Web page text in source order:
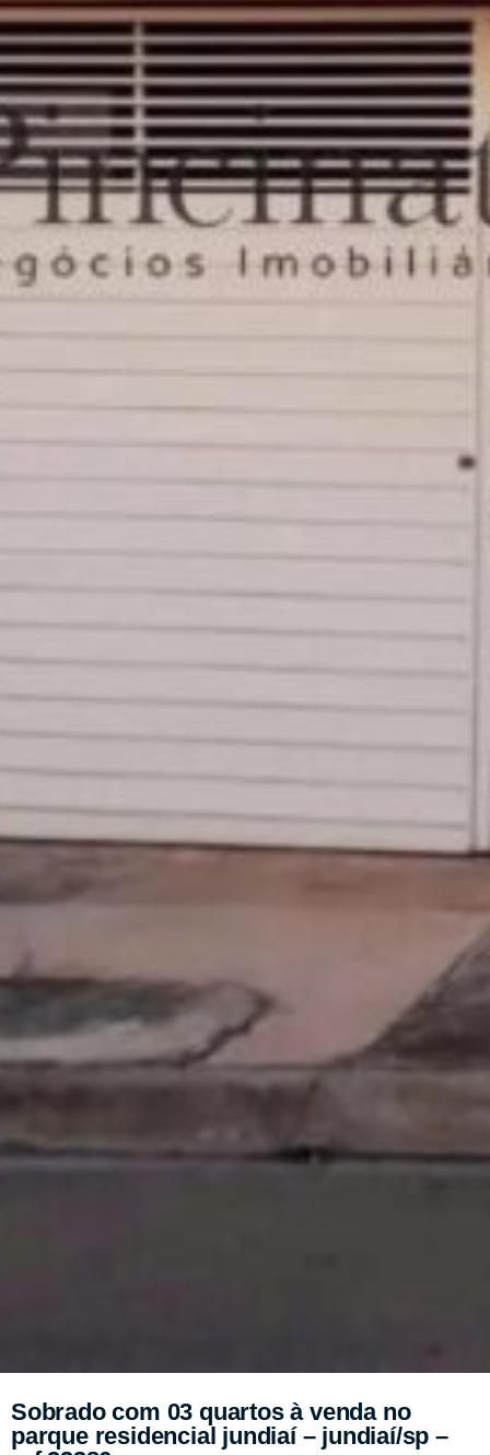
Sobrado com 03 quartos à venda no
parque residencial jundiaí – jundiaí/sp –